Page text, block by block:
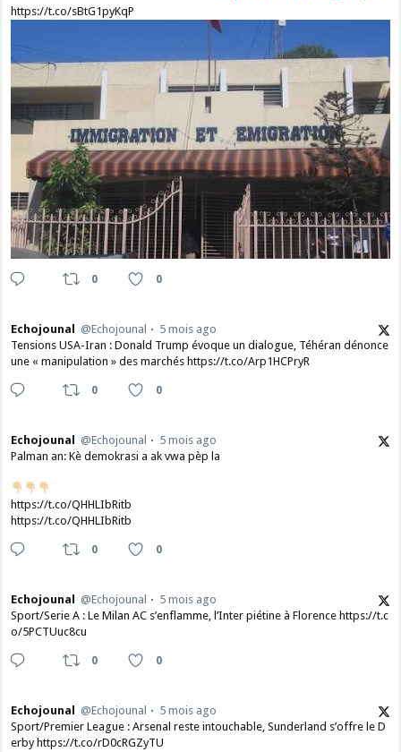
https://t.co/sBtG1pyKqP
0 0
Echojounal @Echojounal
5 mois ago
Tensions USA-Iran : Donald Trump évoque un dialogue, Téhéran dénonce
une « manipulation » des marchés https://t.co/Arp1HCPryR
0 0
Echojounal @Echojounal
5 mois ago
Palman an: Kè demokrasi a ak vwa pèp la
https://t.co/QHHLIbRitb
https://t.co/QHHLIbRitb
0 0
Echojounal @Echojounal
5 mois ago
Sport/Serie A : Le Milan AC s’enflamme, l’Inter piétine à Florence https://t.c
o/5PCTUuc8cu
0 0
Echojounal @Echojounal
5 mois ago
Sport/Premier League : Arsenal reste intouchable, Sunderland s’offre le D
erby https://t.co/rD0cRGZyTU